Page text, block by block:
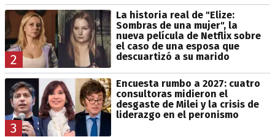
2
La historia real de "Elize:
Sombras de una mujer", la
nueva película de Netflix sobre
el caso de una esposa que
descuartizó a su marido
3
Encuesta rumbo a 2027: cuatro
consultoras midieron el
desgaste de Milei y la crisis de
liderazgo en el peronismo